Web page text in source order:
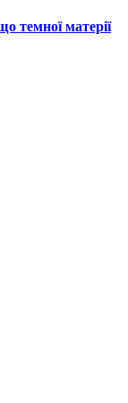
темної матерії